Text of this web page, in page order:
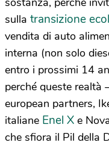
sulla transizione
vendita di auto
interna (non solo
entro i prossimi 14
perché queste realtà
european partners,
italiane Enel X e
che sfiora il Pil della